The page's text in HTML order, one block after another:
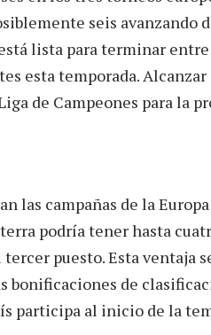
seis avanzando
lista para terminar
esta temporada.
de Campeones para la
las campañas de la
podría tener hasta
puesto. Esta ventaja
bonificaciones de
participa al inicio de la